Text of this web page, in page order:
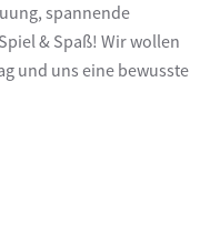
spannende
& Spaß! Wir wollen
und uns eine bewusste